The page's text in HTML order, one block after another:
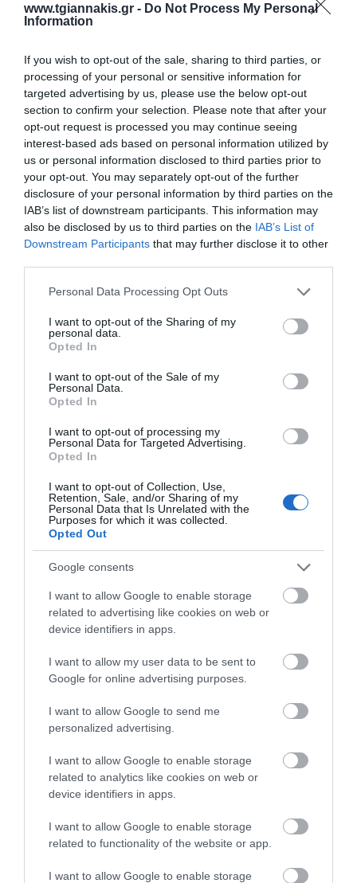
www.tgiannakis.gr - Do Not Process My Personal
Information
If you wish to opt-out of the sale, sharing to third parties, or
processing of your personal or sensitive information for
targeted advertising by us, please use the below opt-out
section to confirm your selection. Please note that after your
opt-out request is processed you may continue seeing
interest-based ads based on personal information utilized by
us or personal information disclosed to third parties prior to
your opt-out. You may separately opt-out of the further
disclosure of your personal information by third parties on the
IAB’s list of downstream participants. This information may
also be disclosed by us to third parties on the IAB’s List of
Downstream Participants that may further disclose it to other
Please note that this website/app uses one or more Google
not limited to your visit or usage behaviour. You may click to
grant or deny consent to Google and its third-party tags to
use your data for below specified purposes in below Google
consent section.
Personal Data Processing Opt Outs
I want to opt-out of the Sharing of my
personal data.
Opted In
I want to opt-out of the Sale of my
Personal Data.
Opted In
I want to opt-out of processing my
Personal Data for Targeted Advertising.
Opted In
I want to opt-out of Collection, Use,
Retention, Sale, and/or Sharing of my
Personal Data that Is Unrelated with the
Purposes for which it was collected.
Opted Out
Google consents
I want to allow Google to enable storage
related to advertising like cookies on web or
device identifiers in apps.
I want to allow my user data to be sent to
Google for online advertising purposes.
I want to allow Google to send me
personalized advertising.
I want to allow Google to enable storage
related to analytics like cookies on web or
device identifiers in apps.
I want to allow Google to enable storage
related to functionality of the website or app.
I want to allow Google to enable storage
Περιγραφή
Καταλληλος για Αντλίες Samoa
Περιγραφή: 3/8'' – R1 – 20m
Τύπος Αντλίας: SAMOA
Male bspt – Female bspp
Πίεση λειτουργίας: 180 bar
Με βάση την επιλογή
σας, ενδέχεται να
ενδιαφέρει τα ακόλουθα
Ανέμη αυτόματη β.τ. χωρίς σωλήνα και
KOUR40473
Άμεσα Διαθέσιμο
Αγορά